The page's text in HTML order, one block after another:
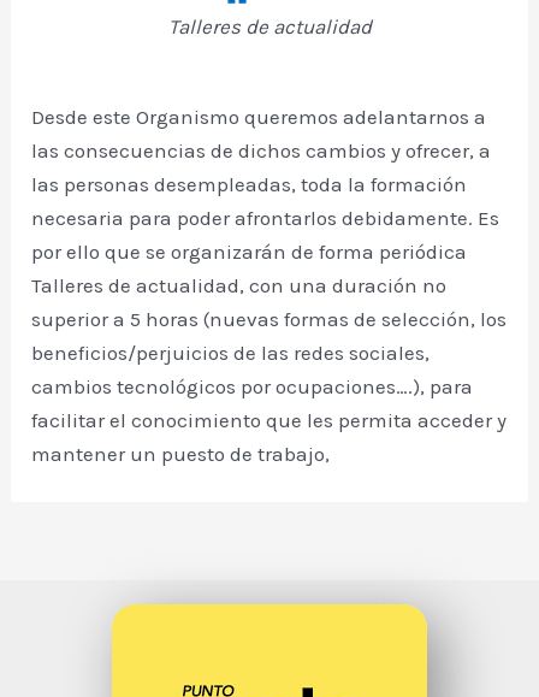
Talleres de actualidad
Desde este Organismo queremos adelantarnos a
las consecuencias de dichos cambios y ofrecer, a
las personas desempleadas, toda la formación
necesaria para poder afrontarlos debidamente. Es
por ello que se organizarán de forma periódica
Talleres de actualidad, con una duración no
superior a 5 horas (nuevas formas de selección, los
beneficios/perjuicios de las redes sociales,
cambios tecnológicos por ocupaciones….), para
facilitar el conocimiento que les permita acceder y
mantener un puesto de trabajo,